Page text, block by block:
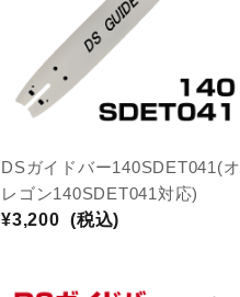
DSガイドバー140SDET041(オ
レゴン140SDET041対応)
¥3,200 (税込)